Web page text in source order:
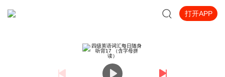
打开APP